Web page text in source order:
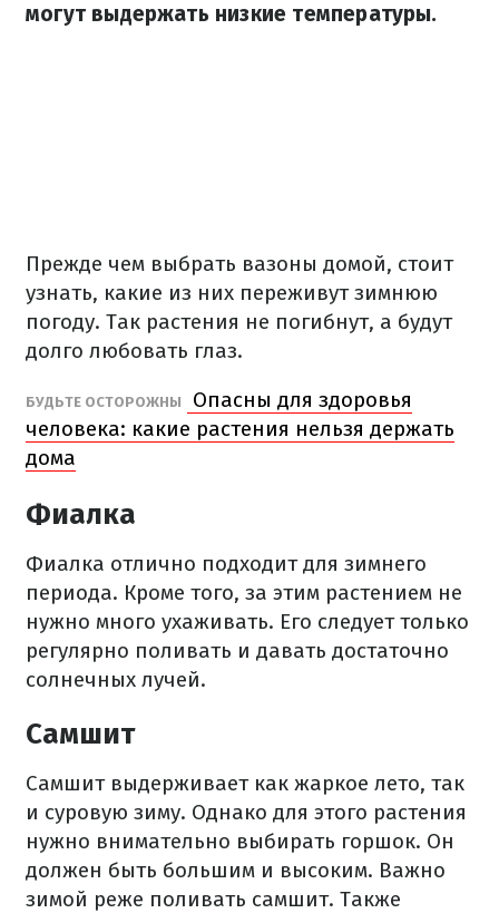
могут выдержать низкие температуры.
Прежде чем выбрать вазоны домой, стоит
узнать, какие из них переживут зимнюю
погоду. Так растения не погибнут, а будут
долго любовать глаз.
БУДЬТЕ ОСТОРОЖНЫ
Опасны для здоровья
человека: какие растения нельзя держать
дома
Фиалка
Фиалка отлично подходит для зимнего
периода. Кроме того, за этим растением не
нужно много ухаживать. Его следует только
регулярно поливать и давать достаточно
солнечных лучей.
Самшит
Самшит выдерживает как жаркое лето, так
и суровую зиму. Однако для этого растения
нужно внимательно выбирать горшок. Он
должен быть большим и высоким. Важно
зимой реже поливать самшит. Также